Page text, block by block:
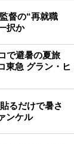
督の“再就職
択か
で避暑の夏旅
東急 グラン・ヒ
るだけで暑さ
ンケル